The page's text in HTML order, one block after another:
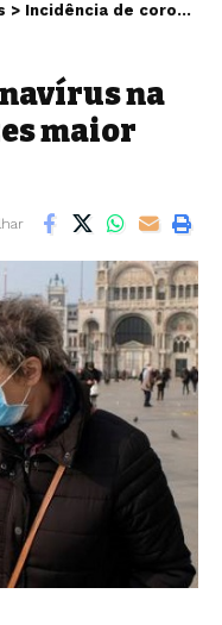
> Incidência de coronavírus na Itália é quase 3 vezes maior que na China
na
maior